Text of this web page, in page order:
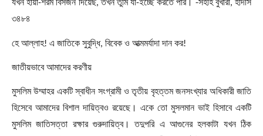
যখন হায়া-শরম বিসর্জন দিয়েছ,তখন তুমি যা-ইচ্ছে করতে পার। -সহীহ বুখারী,হাদীস
৩৪৮৪
হে আল্লাহ! এ জাতিকে সুবুদ্ধি, বিবেক ও আত্মমর্যাদা দান কর!
জাতীয়ভাবে আমাদের করণীয়
মুসলিম উম্মাহর একটি স্বাধীন সংগ্রামী ও তৃতীয় বৃহত্তম জনসংখ্যার অধিকারী জাতি
হিসেবে আমাদের বিশাল দায়িত্বও রয়েছে। একে তো মুসলমান ভাই হিসাবে একটি
মুসলিম জাতিসত্তা রক্ষার গুরুদায়িত্ব। তদুপরি এ আগুনের হলকাটা যখন ঠিক